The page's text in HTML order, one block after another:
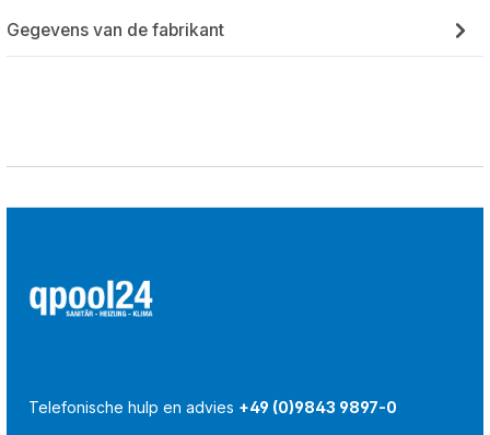
Gegevens van de fabrikant
Telefonische hulp en advies +49 (0)9843 9897-0